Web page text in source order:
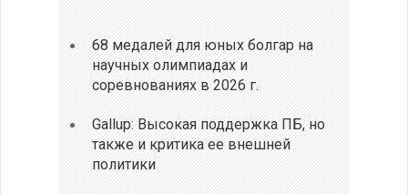
68 медалей для юных болгар на
научных олимпиадах и
соревнованиях в 2026 г.
Gallup: Высокая поддержка ПБ, но
также и критика ее внешней
политики